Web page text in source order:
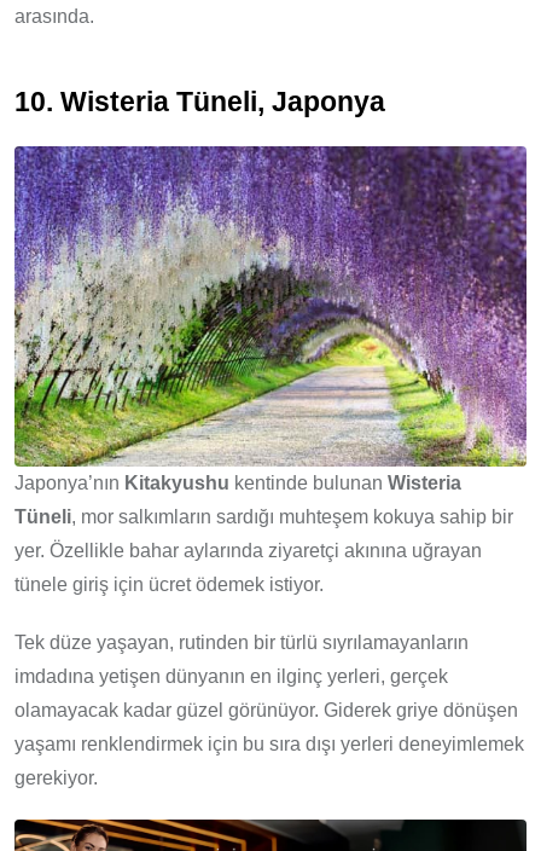
arasında.
10. Wisteria Tüneli, Japonya
Japonya’nın Kitakyushu kentinde bulunan Wisteria
Tüneli, mor salkımların sardığı muhteşem kokuya sahip bir
yer. Özellikle bahar aylarında ziyaretçi akınına uğrayan
tünele giriş için ücret ödemek istiyor.
Tek düze yaşayan, rutinden bir türlü sıyrılamayanların
imdadına yetişen dünyanın en ilginç yerleri, gerçek
olamayacak kadar güzel görünüyor. Giderek griye dönüşen
yaşamı renklendirmek için bu sıra dışı yerleri deneyimlemek
gerekiyor.